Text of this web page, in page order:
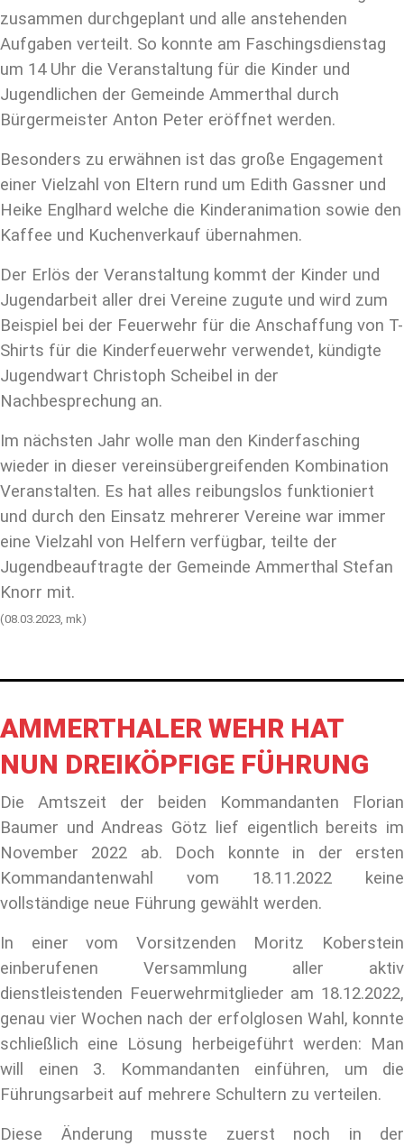
zusammen durchgeplant und alle anstehenden
Aufgaben verteilt. So konnte am Faschingsdienstag
um 14 Uhr die Veranstaltung für die Kinder und
Jugendlichen der Gemeinde Ammerthal durch
Bürgermeister Anton Peter eröffnet werden.
Besonders zu erwähnen ist das große Engagement
einer Vielzahl von Eltern rund um Edith Gassner und
Heike Englhard welche die Kinderanimation sowie den
Kaffee und Kuchenverkauf übernahmen.
Der Erlös der Veranstaltung kommt der Kinder und
Jugendarbeit aller drei Vereine zugute und wird zum
Beispiel bei der Feuerwehr für die Anschaffung von T-
Shirts für die Kinderfeuerwehr verwendet, kündigte
Jugendwart Christoph Scheibel in der
Nachbesprechung an.
Im nächsten Jahr wolle man den Kinderfasching
wieder in dieser vereinsübergreifenden Kombination
Veranstalten. Es hat alles reibungslos funktioniert
und durch den Einsatz mehrerer Vereine war immer
eine Vielzahl von Helfern verfügbar, teilte der
Jugendbeauftragte der Gemeinde Ammerthal Stefan
Knorr mit.
(08.03.2023, mk)
AMMERTHALER WEHR HAT
NUN DREIKÖPFIGE FÜHRUNG
Die Amtszeit der beiden Kommandanten Florian
Baumer und Andreas Götz lief eigentlich bereits im
November 2022 ab. Doch konnte in der ersten
Kommandantenwahl vom 18.11.2022 keine
vollständige neue Führung gewählt werden.
In einer vom Vorsitzenden Moritz Koberstein
einberufenen Versammlung aller aktiv
dienstleistenden Feuerwehrmitglieder am 18.12.2022,
genau vier Wochen nach der erfolglosen Wahl, konnte
schließlich eine Lösung herbeigeführt werden: Man
will einen 3. Kommandanten einführen, um die
Führungsarbeit auf mehrere Schultern zu verteilen.
Diese Änderung musste zuerst noch in der